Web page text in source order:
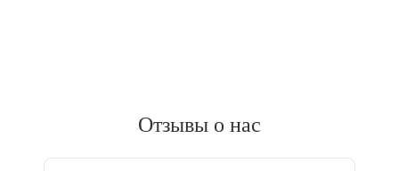
Отзывы о нас